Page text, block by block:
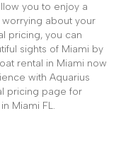
you to enjoy a
about your
pricing, you can
sights of Miami by
rental in Miami now
with Aquarius
pricing page for
Miami FL.